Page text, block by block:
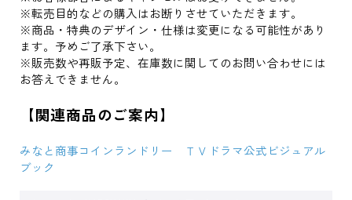
※転売目的などの購入はお断りさせていただきます。
※商品・特典のデザイン・仕様は変更になる可能性があり
ます。予めご了承下さい。
※販売数や再販予定、在庫数に関してのお問い合わせには
お答えできません。
【関連商品のご案内】
みなと商事コインランドリー ＴＶドラマ公式ビジュアル
ブック